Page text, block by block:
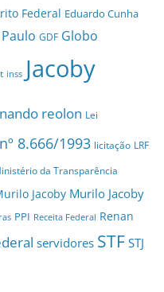
Federal Eduardo Cunha
GDF Globo
inss Jacoby
reolon Lei
8.666/1993 licitação LRF
da Transparência
Jacoby Murilo Jacoby
PPI Receita Federal Renan
servidores STF STJ